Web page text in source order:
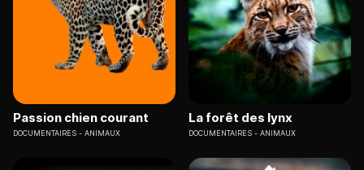
Passion chien courant
DOCUMENTAIRES ANIMAUX
La forêt des lynx
DOCUMENTAIRES ANIMAUX